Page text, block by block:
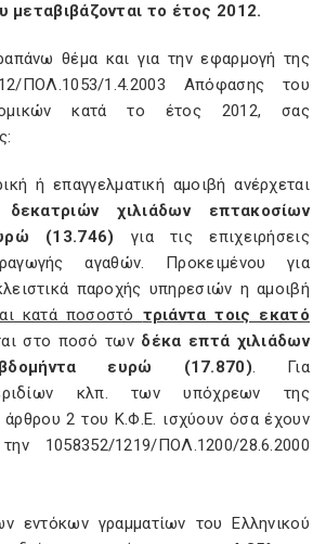
μεταβιβάζονται το έτος 2012.
θέμα και για την εφαρμογή της
ΠΟΛ.1053/1.4.2003 Απόφασης του
κατά το έτος 2012, σας
ή επαγγελματική αμοιβή ανέρχεται
δεκατριών χιλιάδων επτακοσίων
(13.746) για τις επιχειρήσεις
αγαθών. Προκειμένου για
παροχής υπηρεσιών η αμοιβή
κατά ποσοστό τριάντα τοις εκατό
στο ποσό των δέκα επτά χιλιάδων
ευρώ (17.870). Για
κλπ. των υπόχρεων της
2 του Κ.Φ.Ε. ισχύουν όσα έχουν
1058352/1219/ΠΟΛ.1200/28.6.2000
εντόκων γραμματίων του Ελληνικού